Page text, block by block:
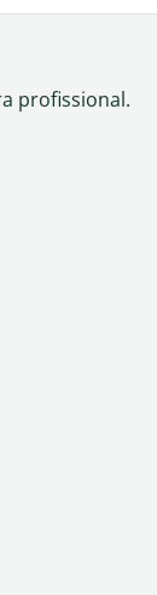
profissional.